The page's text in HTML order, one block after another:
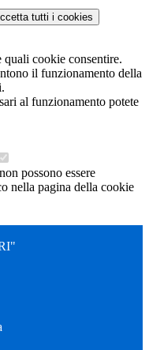
tutti i cookies
quali cookie consentire.
il funzionamento della
al funzionamento potete
possono essere
nella pagina della cookie